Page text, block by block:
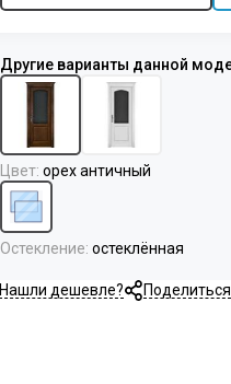
Цвет: орех античный
Остекление: остеклённая
Нашли дешевле? Поделиться